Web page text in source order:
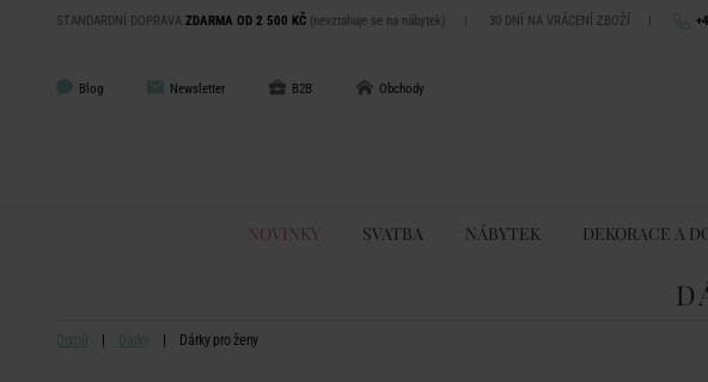
STANDARDNÍ DOPRAVA ZDARMA OD 2 500 KČ (nevztahuje se na nábytek) | 30 DNÍ NA VRÁCENÍ ZBOŽÍ |
Blog Newsletter B2B Obchody
NOVINKY SVATBA NÁBYTEK DEKORACE A
Domů Dárky Dárky pro ženy